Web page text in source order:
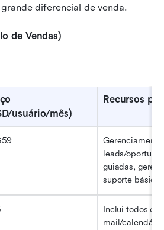
diferencial de venda.
de Vendas)
usuário/mês)
Recursos
leads/
guiadas,
suporte
Inclui todos os
mail/